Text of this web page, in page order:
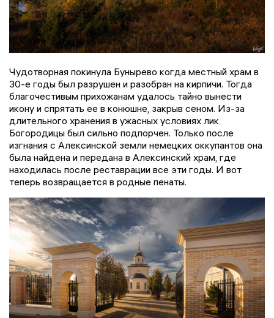
Чудотворная покинула Бунырево когда местный храм в
30-е годы был разрушен и разобран на кирпичи. Тогда
благочестивым прихожанам удалось тайно вынести
икону и спрятать ее в конюшне, закрыв сеном. Из-за
длительного хранения в ужасных условиях лик
Богородицы был сильно подпорчен. Только после
изгнания с Алексинской земли немецких оккупантов она
была найдена и передана в Алексинский храм, где
находилась после реставрации все эти годы. И вот
теперь возвращается в родные пенаты.